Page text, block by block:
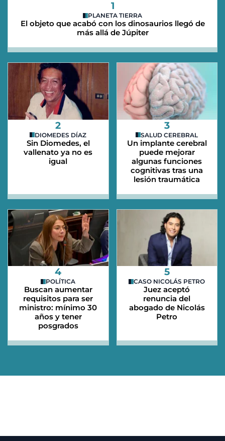
1
PLANETA TIERRA
El objeto que acabó con los dinosaurios llegó de
más allá de Júpiter
2
DIOMEDES DÍAZ
Sin Diomedes, el
vallenato ya no es
igual
3
SALUD CEREBRAL
Un implante cerebral
puede mejorar
algunas funciones
cognitivas tras una
lesión traumática
4
POLÍTICA
Buscan aumentar
requisitos para ser
ministro: mínimo 30
años y tener
posgrados
5
CASO NICOLÁS PETRO
Juez aceptó
renuncia del
abogado de Nicolás
Petro